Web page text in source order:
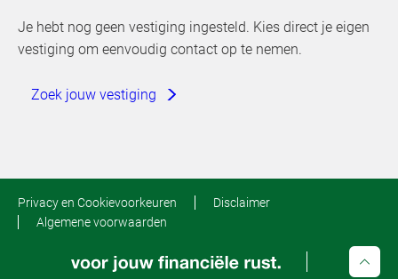
Je hebt nog geen vestiging ingesteld. Kies direct je eigen
vestiging om eenvoudig contact op te nemen.
Zoek jouw vestiging
Privacy en Cookievoorkeuren
Disclaimer
Algemene voorwaarden